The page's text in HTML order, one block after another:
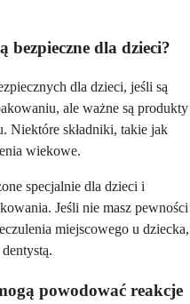
bezpieczne dla dzieci?
dla dzieci, jeśli są
ale ważne są produkty
Niektóre składniki, takie jak
wiekowe.
specjalnie dla dzieci i
Jeśli nie masz pewności
miejscowego u dziecka,
powodować reakcje